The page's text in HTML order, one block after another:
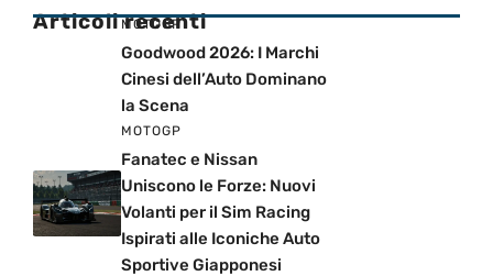
Articoli recenti
MOTOGP
Goodwood 2026: I Marchi
Cinesi dell’Auto Dominano
la Scena
MOTOGP
Fanatec e Nissan
Uniscono le Forze: Nuovi
Volanti per il Sim Racing
Ispirati alle Iconiche Auto
Sportive Giapponesi